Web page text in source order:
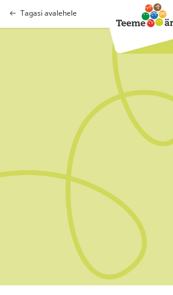
Tagasi avalehele